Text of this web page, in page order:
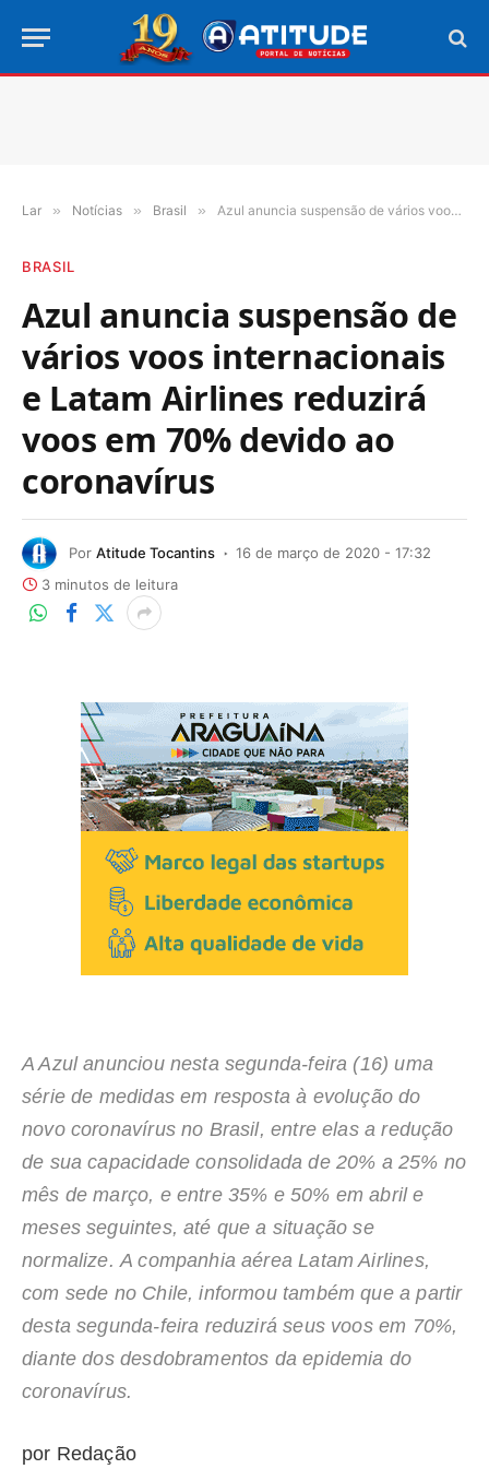
Lar » Notícias » Brasil » Azul anuncia suspensão de vários voos internacionais e Latam Airlines reduzirá voos em 70% devido ao coronavírus
BRASIL
Azul anuncia suspensão de
vários voos internacionais
e Latam Airlines reduzirá
voos em 70% devido ao
coronavírus
Por Atitude Tocantins
16 de março de 2020 - 17:32
3 minutos de leitura
A Azul anunciou nesta segunda-feira (16) uma
série de medidas em resposta à evolução do
novo coronavírus no Brasil, entre elas a redução
de sua capacidade consolidada de 20% a 25% no
mês de março, e entre 35% e 50% em abril e
meses seguintes, até que a situação se
normalize. A companhia aérea Latam Airlines,
com sede no Chile, informou também que a partir
desta segunda-feira reduzirá seus voos em 70%,
diante dos desdobramentos da epidemia do
coronavírus.
por Redação